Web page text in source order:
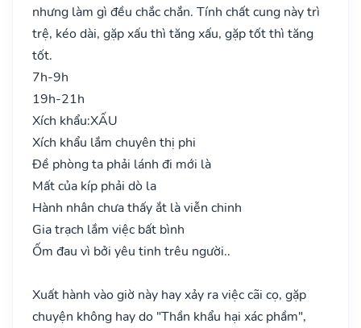
nhưng làm gì đều chắc chắn. Tính chất cung này trì
trệ, kéo dài, gặp xấu thì tăng xấu, gặp tốt thì tăng
tốt.
7h-9h
19h-21h
Xích khẩu:XẤU
Xích khẩu lắm chuyên thị phi
Đề phòng ta phải lánh đi mới là
Mất của kíp phải dò la
Hành nhân chưa thấy ắt là viễn chinh
Gia trạch lắm việc bất bình
Ốm đau vì bởi yêu tinh trêu người..
Xuất hành vào giờ này hay xảy ra việc cãi cọ, gặp
chuyện không hay do "Thần khẩu hại xác phầm",